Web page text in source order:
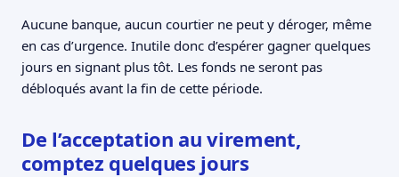
Aucune banque, aucun courtier ne peut y déroger, même
en cas d’urgence. Inutile donc d’espérer gagner quelques
jours en signant plus tôt. Les fonds ne seront pas
débloqués avant la fin de cette période.
De l’acceptation au virement,
comptez quelques jours